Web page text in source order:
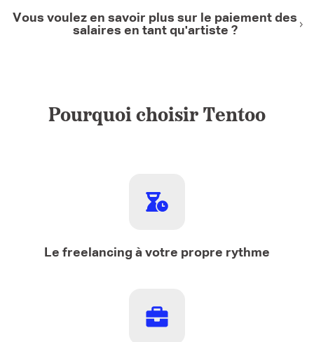
Vous voulez en savoir plus sur le paiement des
salaires en tant qu'artiste ?
Pourquoi choisir Tentoo
Le freelancing à votre propre rythme